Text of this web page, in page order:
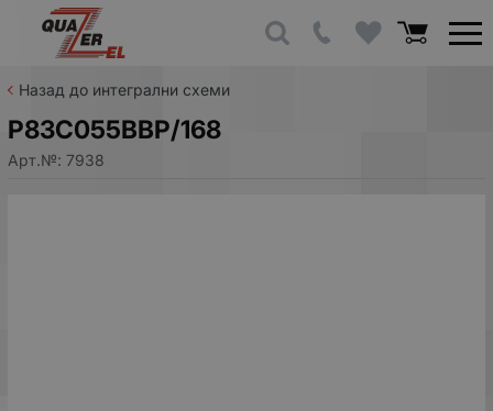
Назад до интегрални схеми
P83C055BBP/168
Арт.№: 7938